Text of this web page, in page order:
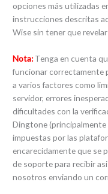
opciones más utilizadas
instrucciones descritas
Wise sin tener que
Nota: Tenga en cuenta
funcionar correctamente
a varios factores como
servidor, errores
dificultades con la
Dingtone
impuestas por las
encarecidamente que se
de soporte para recibir
nosotros enviando un